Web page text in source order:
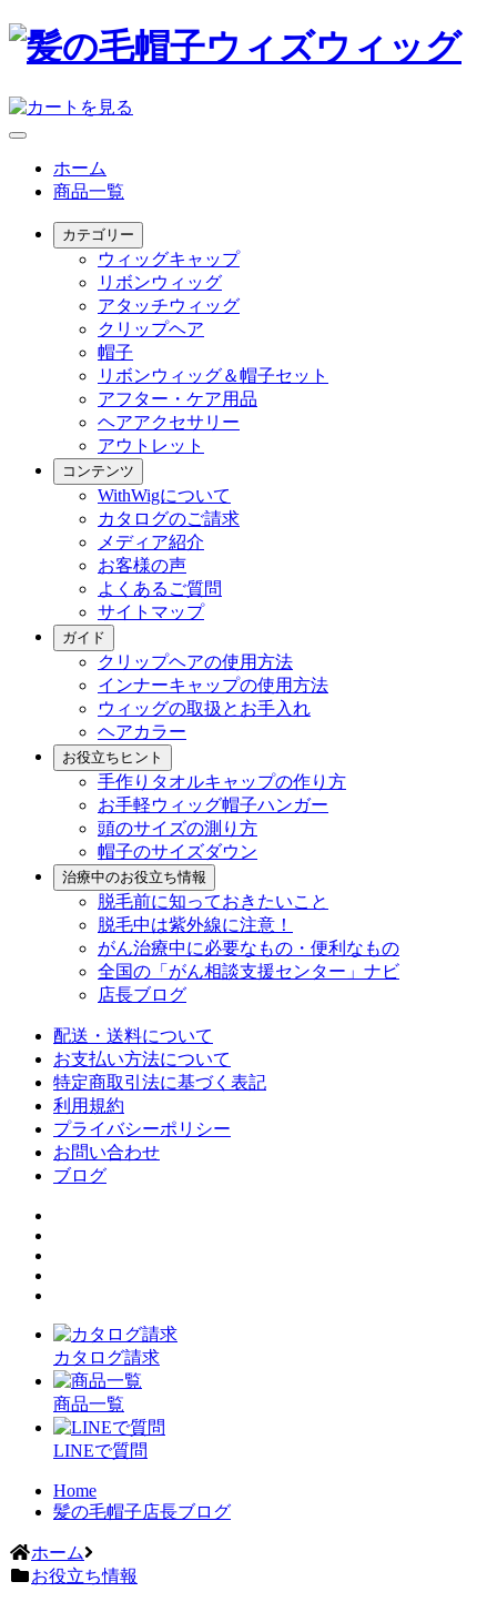
ホーム
商品一覧
カテゴリー
ウィッグキャップ
リボンウィッグ
アタッチウィッグ
クリップヘア
帽子
リボンウィッグ＆帽子セット
アフター・ケア用品
ヘアアクセサリー
アウトレット
コンテンツ
WithWigについて
カタログのご請求
メディア紹介
お客様の声
よくあるご質問
サイトマップ
ガイド
クリップヘアの使用方法
インナーキャップの使用方法
ウィッグの取扱とお手入れ
ヘアカラー
お役立ちヒント
手作りタオルキャップの作り方
お手軽ウィッグ帽子ハンガー
頭のサイズの測り方
帽子のサイズダウン
治療中のお役立ち情報
脱毛前に知っておきたいこと
脱毛中は紫外線に注意！
がん治療中に必要なもの・便利なもの
全国の「がん相談支援センター」ナビ
店長ブログ
配送・送料について
お支払い方法について
特定商取引法に基づく表記
利用規約
プライバシーポリシー
お問い合わせ
ブログ
カタログ請求
商品一覧
LINEで質問
Home
髪の毛帽子店長ブログ
ホーム
お役立ち情報